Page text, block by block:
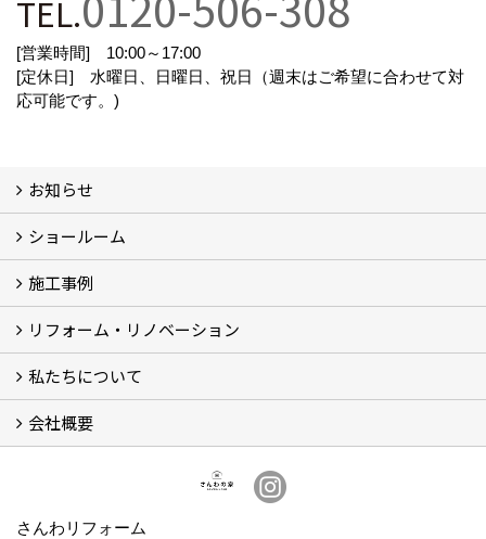
お客様からいただいた個人情報は、管理及び取扱者を
制限の上、適正な管理と外部への情報流出防止に努め
ます。
3.個人情報の提供・開示
三和鉄構建設株式会社住宅事業部以外の第三者に、お
客様の個人情報を提供・開示することはありません。
4.個人情報の確認・変更
お客様ご本人から、個人情報の開示・訂正・削除等を
お申し出いただいた場合は、適切に対応いたします。
TEL.
[営業時間] 10:00～17:00
[定休日] 水曜日、日曜日、祝日（週末はご希望に合わせて対
応可能です。)
お知らせ
お知らせ (3)
ショールーム
体感ルーム
イベント
施工事例
施工事例
お客様の声
リフォーム・リノベーション
リフォームについて
リノベーションについて
計画ステップ
【Q＆A】よくあるご質問 (30)
私たちについて
スタッフ紹介
ブログ
想い
会社概要
さんわリフォーム